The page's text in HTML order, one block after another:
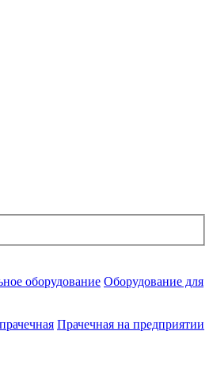
оборудование Оборудование для
Прачечная на предприятии